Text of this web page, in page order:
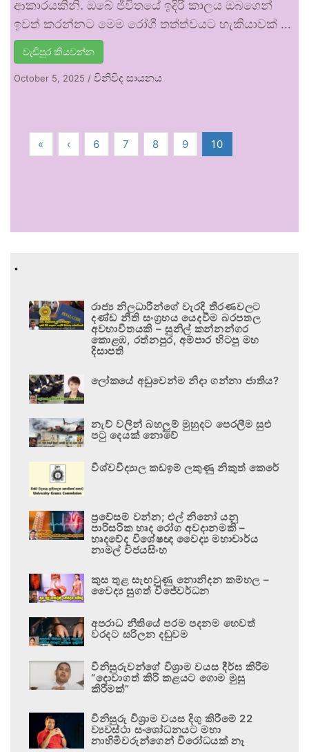
ආකාරයකිනි. ඔබේ ජීවිතයේ ඉදිරි කාලය ඔබගෙන්
ඉවත් කරන්නට මෙම රෝගී තත්ත්වයට හැකියාවක් …
වැඩිපුර කියවන්න
October 5, 2025 / විනිවිද සායනය
« ‹ 6 7 8 9 10
.
රාජ්‍ය නිලධාරීන්ගේ වැරදි තීරණවලට
දණ්ඩ නීති සංග්‍රහය යෙදවීම බරපතල
අවභාවිතයකි – සුනිල් කන්නන්ගර
කොළඹ, රත්නපුර, අම්පාර හිටපු මහ
දිසාපති
ලෝකයේ අඩුවෙන්ම නිදා ගන්නා ජාතිය?
නැව් වලින් බහලුම් මුහුදට පෙරලීම සුළු
පටු දෙයක් නොවේ
විශ්වවිද්‍යාල කඩඉම් ලකුණු නිකුත් කෙරේ
ප්‍රවේසම් වන්න; එල් නිනෝ යනු
පාරිසරික හෘද රෝග අවදානමකි –
හෘදවේද විශේෂඥ වෛද්‍ය මහාචාර්ය
නාමල් විජයසිංහ
කුස තුළ සැඟවුණු නොනිදන කම්හල –
වෛද්‍ය සුගත් විජේවර්ධන
අපරාධ නීතියේ පරම පදනම හෙවත්
වරදට සරිලන දඬුවම
විනිසුරුවන්ගේ විශ්‍රාම වයස දීර්ඝ කිරීම
“දොවාගත් කිරි කළයට ගොම මුසු
කිරීමක්”
විනිසුරු විශ්‍රාම වයස දිගු කිරීමේ 22
ව්‍යවස්ථා සංශෝධනයට මහා
නාහිමිවරුන්ගෙන් විරෝධයක් නෑ